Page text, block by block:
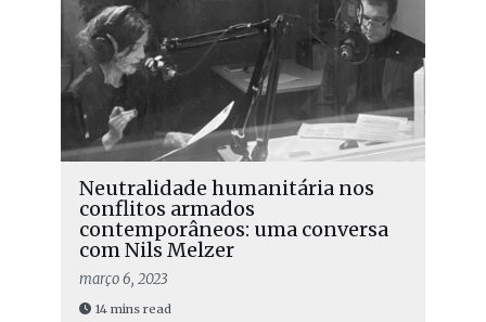
Neutralidade humanitária nos
conflitos armados
contemporâneos: uma conversa
com Nils Melzer
março 6, 2023
14 mins read